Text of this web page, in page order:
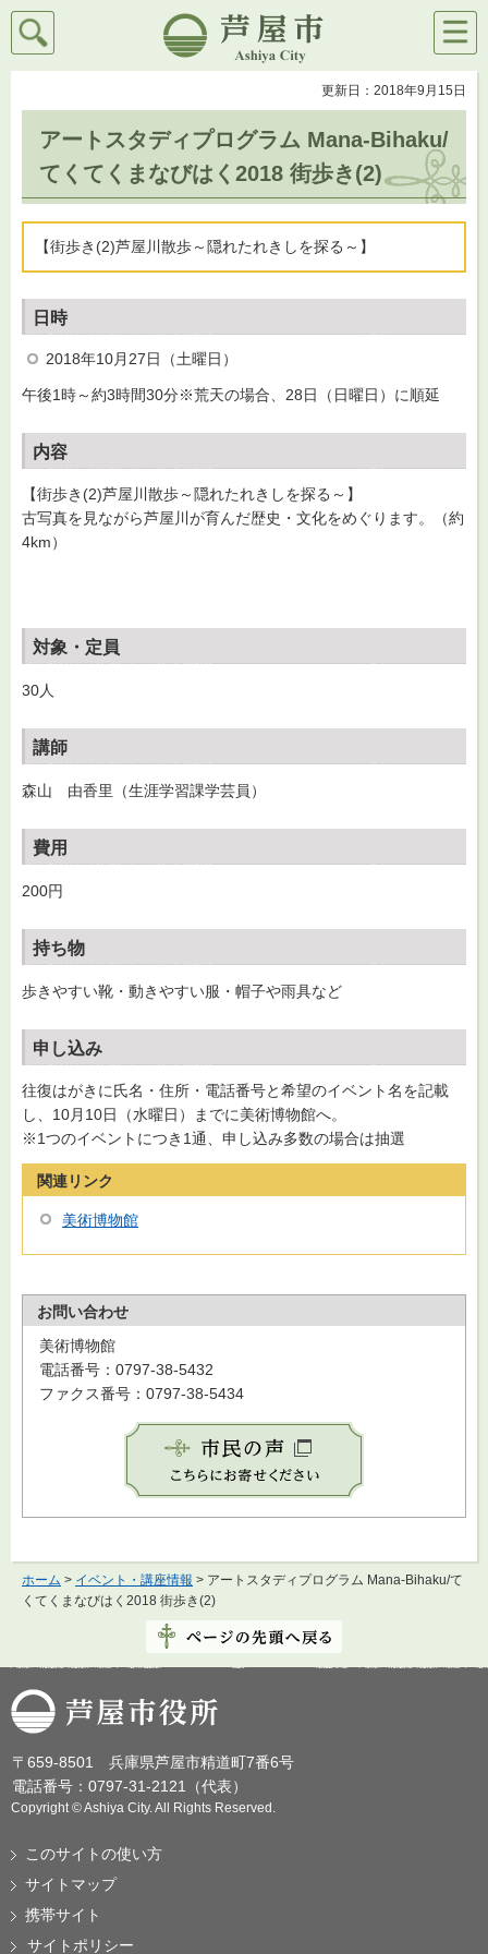
芦屋市
検索
メニ
ュー
更新日：2018年9月15日
アートスタディプログラム Mana-Bihaku/
てくてくまなびはく2018 街歩き(2)
【街歩き(2)芦屋川散歩～隠れたれきしを探る～】
日時
2018年10月27日（土曜日）
午後1時～約3時間30分※荒天の場合、28日（日曜日）に順延
内容
【街歩き(2)芦屋川散歩～隠れたれきしを探る～】
古写真を見ながら芦屋川が育んだ歴史・文化をめぐります。（約
4km）
対象・定員
30人
講師
森山 由香里（生涯学習課学芸員）
費用
200円
持ち物
歩きやすい靴・動きやすい服・帽子や雨具など
申し込み
往復はがきに氏名・住所・電話番号と希望のイベント名を記載
し、10月10日（水曜日）までに美術博物館へ。
※1つのイベントにつき1通、申し込み多数の場合は抽選
関連リンク
美術博物館
お問い合わせ
美術博物館
電話番号：0797-38-5432
ファクス番号：0797-38-5434
ホーム > イベント・講座情報 > アートスタディプログラム Mana-Bihaku/て
くてくまなびはく2018 街歩き(2)
芦屋市役所
〒659-8501 兵庫県芦屋市精道町7番6号
電話番号：0797-31-2121（代表）
Copyright © Ashiya City. All Rights Reserved.
このサイトの使い方
サイトマップ
携帯サイト
サイトポリシー